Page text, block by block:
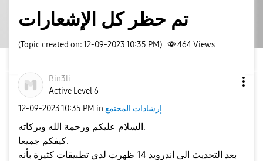
تم حظر كل الإشعارات
(Topic created on: 12-09-2023 10:35 PM) 464Views
Bin3li
Active Level 6
‎12-09-202310:35 PM in إرشادات المجتمع
السلام عليكم ورحمة الله وبركاته.
كيفكم جميعا.
بعد التحديث الى اندرويد 14 ظهرت لدي تطبيقات كثيرة بأنه